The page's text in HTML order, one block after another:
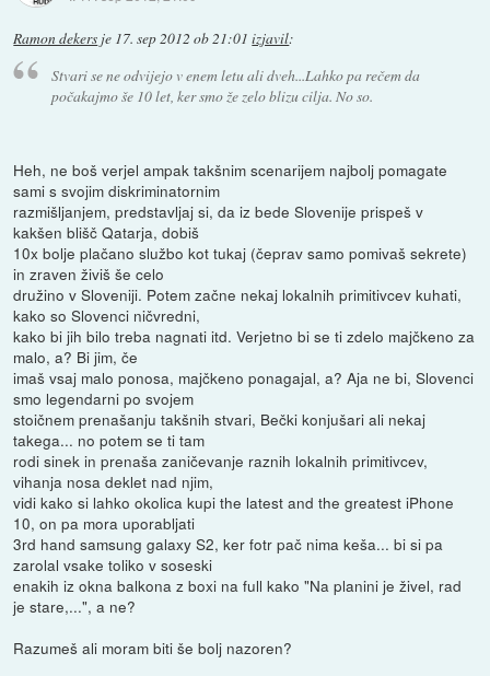
Ramon dekers je 17. sep 2012 ob 21:01 izjavil:
Stvari se ne odvijejo v enem letu ali dveh...Lahko pa rečem da
počakajmo še 10 let, ker smo že zelo blizu cilja. No so.
Heh, ne boš verjel ampak takšnim scenarijem najbolj pomagate
sami s svojim diskriminatornim
razmišljanjem, predstavljaj si, da iz bede Slovenije prispeš v
kakšen blišč Qatarja, dobiš
10x bolje plačano službo kot tukaj (čeprav samo pomivaš sekrete)
in zraven živiš še celo
družino v Sloveniji. Potem začne nekaj lokalnih primitivcev kuhati,
kako so Slovenci ničvredni,
kako bi jih bilo treba nagnati itd. Verjetno bi se ti zdelo majčkeno za
malo, a? Bi jim, če
imaš vsaj malo ponosa, majčkeno ponagajal, a? Aja ne bi, Slovenci
smo legendarni po svojem
stoičnem prenašanju takšnih stvari, Bečki konjušari ali nekaj
takega... no potem se ti tam
rodi sinek in prenaša zaničevanje raznih lokalnih primitivcev,
vihanja nosa deklet nad njim,
vidi kako si lahko okolica kupi the latest and the greatest iPhone
10, on pa mora uporabljati
3rd hand samsung galaxy S2, ker fotr pač nima keša... bi si pa
zarolal vsake toliko v soseski
enakih iz okna balkona z boxi na full kako "Na planini je živel, rad
je stare,...", a ne?
Razumeš ali moram biti še bolj nazoren?